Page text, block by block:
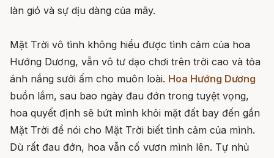
làn gió và sự dịu dàng của mây.
Mặt Trời vô tình không hiểu được tình cảm của hoa
Hướng Dương, vẫn vô tư dạo chơi trên trời cao và tỏa
ánh nắng sưởi ấm cho muôn loài. Hoa Hướng Dương
buồn lắm, sau bao ngày đau đớn trong tuyệt vọng,
hoa quyết định sẽ bứt mình khỏi mặt đất bay đến gần
Mặt Trời để nói cho Mặt Trời biết tình cảm của mình.
Dù rất đau đớn, hoa vẫn cố vươn mình lên. Tự nhủ